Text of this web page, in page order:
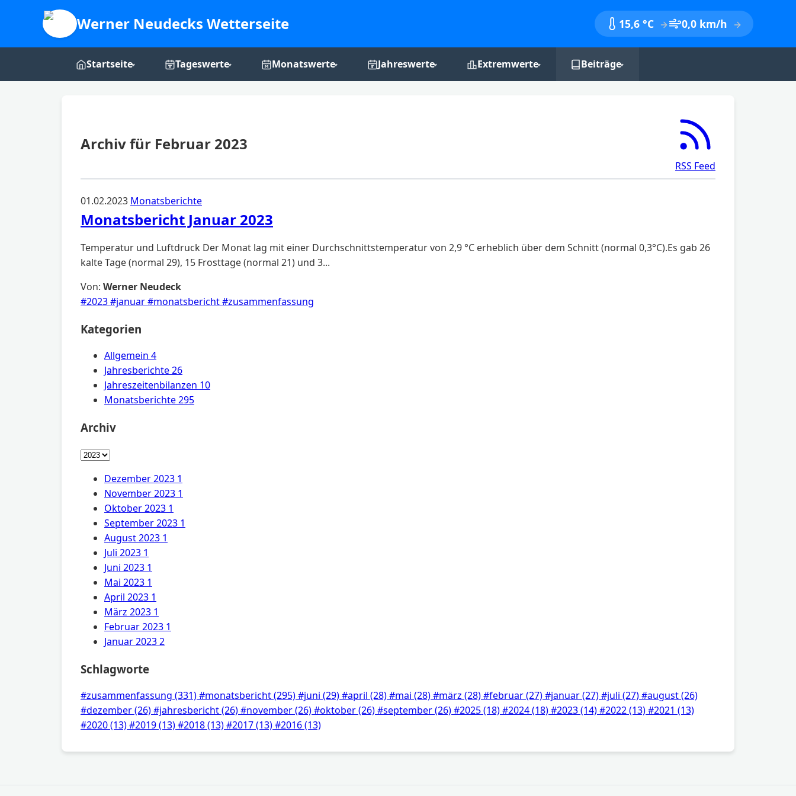
Werner Neudecks Wetterseite 15,6 °C 0,0 km/h
Startseite
Über mich
Tageswerte Monatswerte Jahreswerte Extremwerte Beiträge
Archiv für Februar 2023
RSS Feed
01.02.2023 Monatsberichte
Monatsbericht Januar 2023
Temperatur und Luftdruck Der Monat lag mit einer Durchschnittstemperatur von 2,9 °C erheblich über dem Schnitt (normal 0,3°C).Es gab 26
kalte Tage (normal 29), 15 Frosttage (normal 21) und 3...
Von: Werner Neudeck
#2023#januar#monatsbericht#zusammenfassung
Kategorien
Allgemein 4
Jahresberichte26
Jahreszeitenbilanzen 10
Monatsberichte295
Archiv
Dezember 2023 1
November 2023 1
Oktober 2023 1
September 2023 1
August 2023 1
Juli 2023 1
Juni 2023 1
Mai 2023 1
April 2023 1
März 2023 1
Februar 2023 1
Januar 20232
Schlagworte
#zusammenfassung (331)#monatsbericht(295)#juni (29)#april (28)#mai (28)#märz (28)#februar(27)#januar(27)#juli (27)#august(26)
#dezember(26)#jahresbericht(26)#november(26)#oktober(26)#september(26)#2025(18)#2024(18)#2023(14)#2022(13)#2021 (13)
#2020(13)#2019(13)#2018(13)#2017(13)#2016(13)